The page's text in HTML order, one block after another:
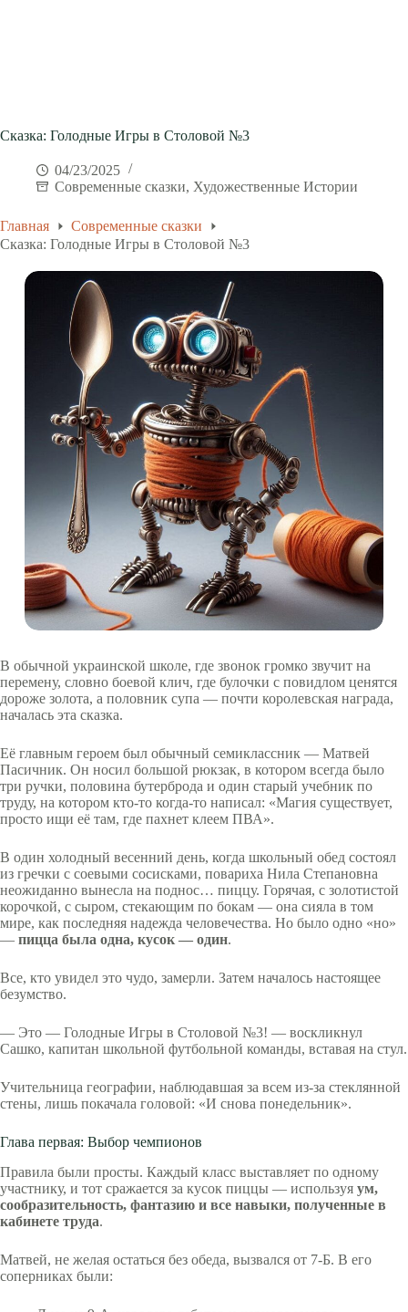
Сказка: Голодные Игры в Столовой №3
04/23/2025
Современные сказки, Художественные Истории
Главная
Современные сказки
Сказка: Голодные Игры в Столовой №3
В обычной украинской школе, где звонок громко звучит на
перемену, словно боевой клич, где булочки с повидлом ценятся
дороже золота, а половник супа — почти королевская награда,
началась эта сказка.
Её главным героем был обычный семиклассник — Матвей
Пасичник. Он носил большой рюкзак, в котором всегда было
три ручки, половина бутерброда и один старый учебник по
труду, на котором кто-то когда-то написал: «Магия существует,
просто ищи её там, где пахнет клеем ПВА».
В один холодный весенний день, когда школьный обед состоял
из гречки с соевыми сосисками, повариха Нила Степановна
неожиданно вынесла на поднос… пиццу. Горячая, с золотистой
корочкой, с сыром, стекающим по бокам — она сияла в том
мире, как последняя надежда человечества. Но было одно «но»
— пицца была одна, кусок — один.
Все, кто увидел это чудо, замерли. Затем началось настоящее
безумство.
— Это — Голодные Игры в Столовой №3! — воскликнул
Сашко, капитан школьной футбольной команды, вставая на стул.
Учительница географии, наблюдавшая за всем из-за стеклянной
стены, лишь покачала головой: «И снова понедельник».
Глава первая: Выбор чемпионов
Правила были просты. Каждый класс выставляет по одному
участнику, и тот сражается за кусок пиццы — используя ум,
сообразительность, фантазию и все навыки, полученные в
кабинете труда.
Матвей, не желая остаться без обеда, вызвался от 7-Б. В его
соперниках были: